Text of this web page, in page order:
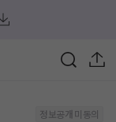
정보공개 미동의